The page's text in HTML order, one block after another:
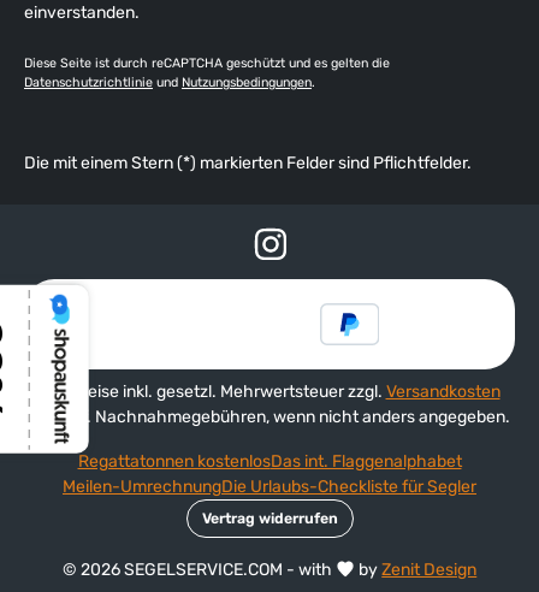
einverstanden.
Diese Seite ist durch reCAPTCHA geschützt und es gelten die
Datenschutzrichtlinie und Nutzungsbedingungen.
Die mit einem Stern (*) markierten Felder sind Pflichtfelder.
Alle Preise inkl. gesetzl. Mehrwertsteuer zzgl. Versandkosten
und ggf. Nachnahmegebühren, wenn nicht anders angegeben.
© 2026 SEGELSERVICE.COM - with byZenit Design
Regattatonnen kostenlosDas int. Flaggenalphabet
Meilen-UmrechnungDie Urlaubs-Checkliste für Segler
Vertrag widerrufen